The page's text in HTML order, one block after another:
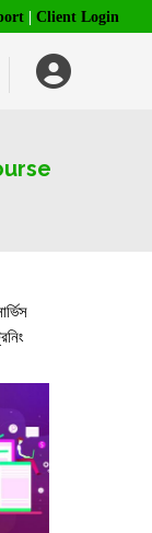
Client Login